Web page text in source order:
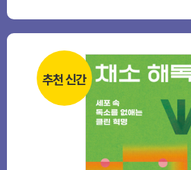
추천 신간